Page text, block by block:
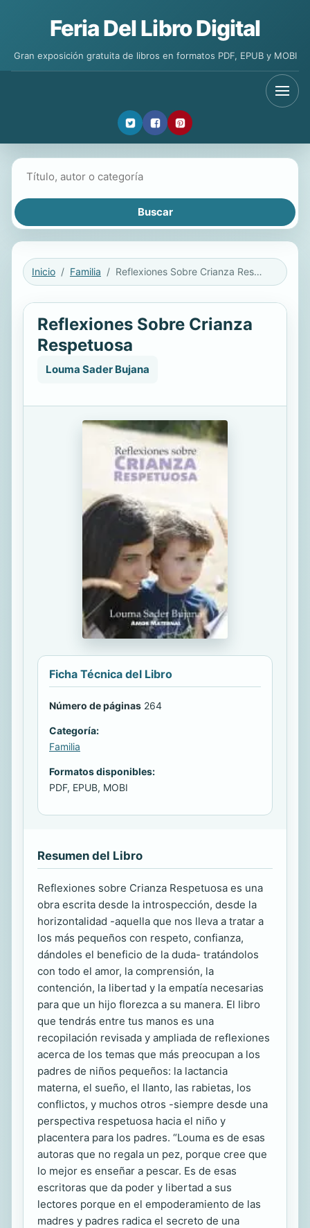
Feria Del Libro Digital
Gran exposición gratuita de libros en formatos PDF, EPUB y MOBI
Inicio Familia Reflexiones Sobre Crianza Respetuosa
Reflexiones Sobre Crianza
Respetuosa
Louma Sader Bujana
Ficha Técnica del Libro
Número de páginas 264
Categoría:
Familia
Formatos disponibles:
PDF, EPUB, MOBI
Resumen del Libro
Reflexiones sobre Crianza Respetuosa es una
obra escrita desde la introspección, desde la
horizontalidad -aquella que nos lleva a tratar a
los más pequeños con respeto, confianza,
dándoles el beneficio de la duda- tratándolos
con todo el amor, la comprensión, la
contención, la libertad y la empatía necesarias
para que un hijo florezca a su manera. El libro
que tendrás entre tus manos es una
recopilación revisada y ampliada de reflexiones
acerca de los temas que más preocupan a los
padres de niños pequeños: la lactancia
materna, el sueño, el llanto, las rabietas, los
conflictos, y muchos otros -siempre desde una
perspectiva respetuosa hacia el niño y
placentera para los padres. “Louma es de esas
autoras que no regala un pez, porque cree que
lo mejor es enseñar a pescar. Es de esas
escritoras que da poder y libertad a sus
lectores porque en el empoderamiento de las
madres y padres radica el secreto de una